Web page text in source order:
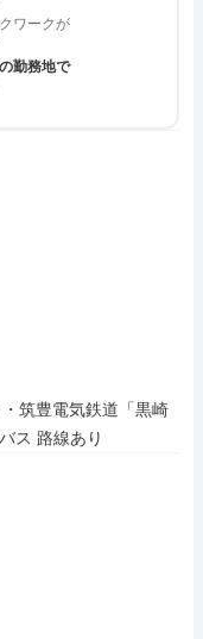
ワークが
勤務地で
筑豊電気鉄道「黒崎
ス 路線あり